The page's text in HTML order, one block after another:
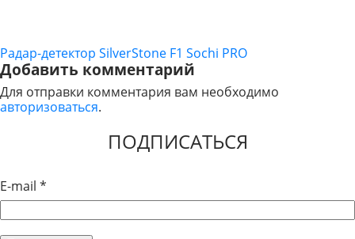
НАВИГАЦИЯ
ПО
ЗАПИСЯМ
Радар-детектор SilverStone F1 Sochi PRO
Добавить комментарий
Для отправки комментария вам необходимо
авторизоваться.
ПОДПИСАТЬСЯ
E-mail *